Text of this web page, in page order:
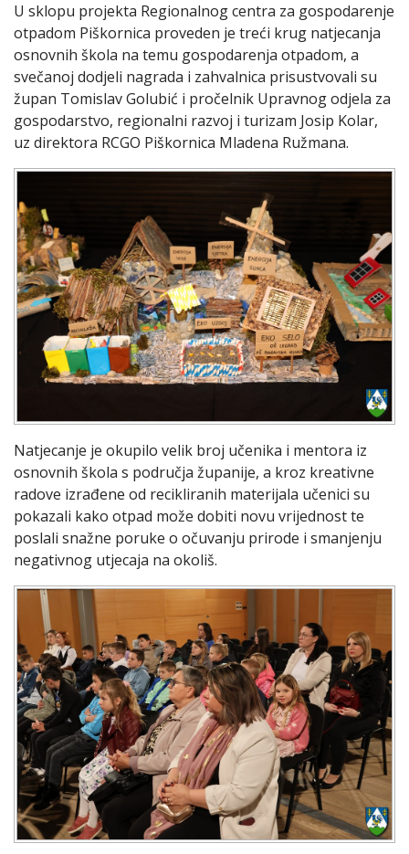
U sklopu projekta Regionalnog centra za gospodarenje
otpadom Piškornica proveden je treći krug natjecanja
osnovnih škola na temu gospodarenja otpadom, a
svečanoj dodjeli nagrada i zahvalnica prisustvovali su
župan Tomislav Golubić i pročelnik Upravnog odjela za
gospodarstvo, regionalni razvoj i turizam Josip Kolar,
uz direktora RCGO Piškornica Mladena Ružmana.
Natjecanje je okupilo velik broj učenika i mentora iz
osnovnih škola s područja županije, a kroz kreativne
radove izrađene od recikliranih materijala učenici su
pokazali kako otpad može dobiti novu vrijednost te
poslali snažne poruke o očuvanju prirode i smanjenju
negativnog utjecaja na okoliš.